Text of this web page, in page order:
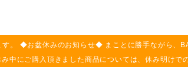
。 ◆お盆休みのお知らせ◆ まことに勝手ながら、
中にご購入頂きました商品については、休み明けで